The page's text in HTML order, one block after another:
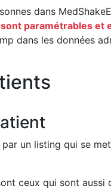
dans
paramétrables et
dans les données
un listing qui se
ceux qui sont